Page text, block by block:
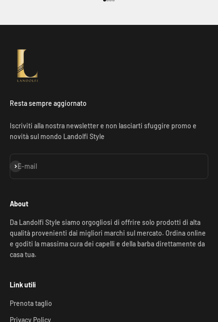
Resta sempre aggiornato
Iscriviti alla nostra newsletter e non lasciarti sfuggire promo e
novità sul mondo Landolfi Style
E-mail
Iscriviti alla newsletter
About
Da Landolfi Style siamo orgogliosi di offrire solo prodotti di alta
qualità provenienti dai migliori marchi sul mercato. Ordina online
e goditi la massima cura dei capelli e della barba direttamente da
casa tua.
Link utili
Prenota taglio
Privacy Policy